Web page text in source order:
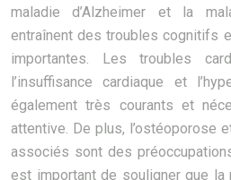
maladie d’Alzheimer et la
entraînent des troubles cognitifs
importantes. Les troubles
l’insuffisance cardiaque et
également très courants et
attentive. De plus, l’ostéoporose
associés sont des
est important de souligner que la